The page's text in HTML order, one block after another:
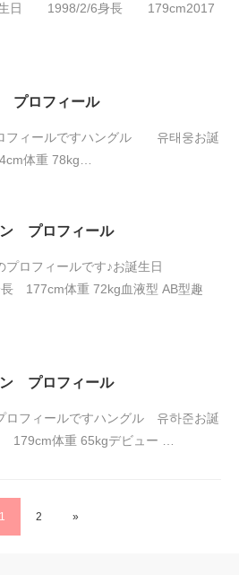
生日 1998/2/6身長 179cm2017
プロフィール
フィールですハングル 유태웅お誕
体重 78kg…
プロフィール
ロフィールです♪お誕生日
177cm体重 72kg血液型 AB型趣
プロフィール
ロフィールですハングル 유하준お誕
体重 65kgデビュー …
1 2 »